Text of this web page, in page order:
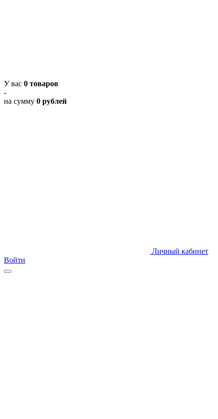
У вас 0 товаров
-
на сумму 0 рублей
Личный кабинет
Войти